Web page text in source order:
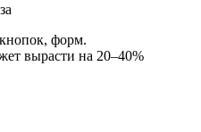
форм.
вырасти на 20–40%